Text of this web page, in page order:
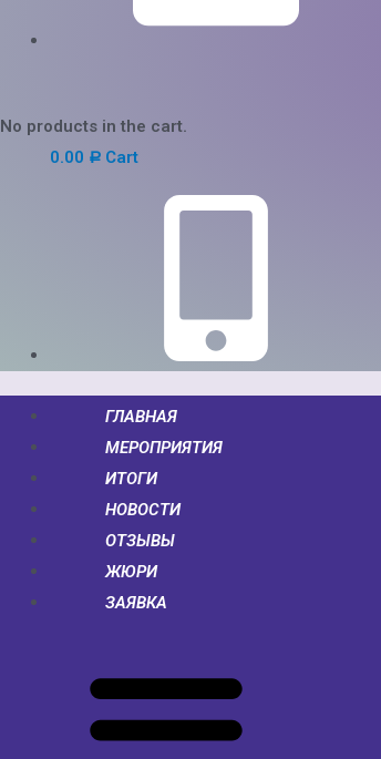
No products in the cart.
0.00 Р Cart
ГЛАВНАЯ
МЕРОПРИЯТИЯ
ИТОГИ
НОВОСТИ
ОТЗЫВЫ
ЖЮРИ
ЗАЯВКА